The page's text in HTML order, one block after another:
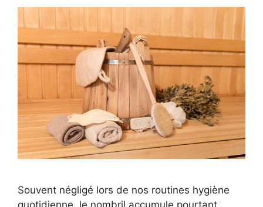
Souvent négligé lors de nos routines hygiène